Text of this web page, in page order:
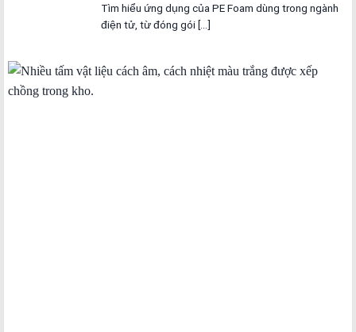
Tìm hiểu ứng dụng của PE Foam dùng trong ngành
điện tử, từ đóng gói [...]